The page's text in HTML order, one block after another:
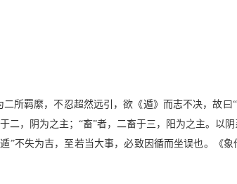
所羁縻，不忍超然远引，欲《遁》而志不决，故
，阴为之主；“畜”者，二畜于三，阳为之主。以
不失为吉，至若当大事，必致因循而坐误也。《象